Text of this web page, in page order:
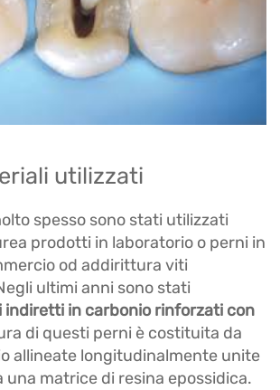
utilizzati
spesso sono stati utilizzati
prodotti in laboratorio o perni in
od addirittura viti
ultimi anni sono stati
indiretti in carbonio rinforzati con
di questi perni è costituita da
allineate longitudinalmente unite
una matrice di resina epossidica.